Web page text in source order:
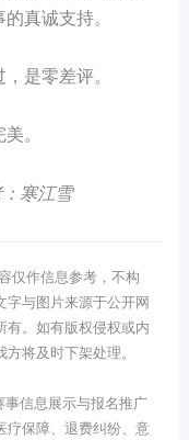
真诚支持。
是零差评。
。
寒江雪
仅作信息参考，不构
字与图片来源于公开网
有。如有版权侵权或内
将及时下架处理。
信息展示与报名推广
疗保障、退费纠纷、意